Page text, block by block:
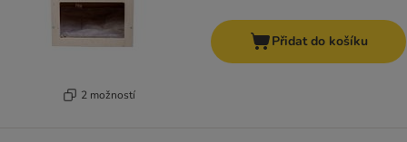
2 možností
Přidat do košíku